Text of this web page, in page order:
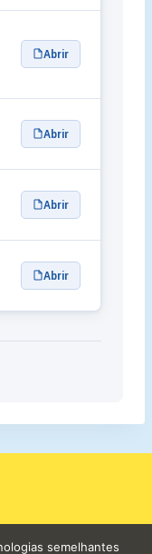
Abrir
Abrir
Abrir
Abrir
semelhantes